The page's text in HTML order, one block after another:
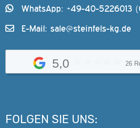
WhatsApp: +49-40-5226013
E-Mail: sale@steinfels-kg.de
5,0 26
FOLGEN SIE UNS: